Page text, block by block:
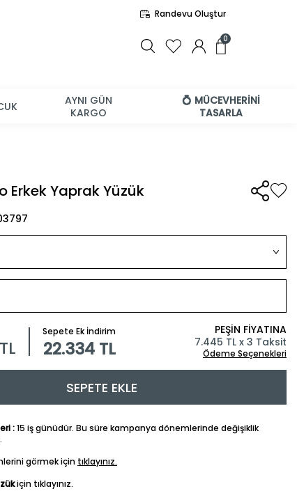
Randevu Oluştur
0
AYNI GÜN
KARGO
💍 MÜCEVHERİNİ
TASARLA
Erkek Yaprak Yüzük
TL
Sepete Ek İndirim
22.334 TL
PEŞİN FİYATINA
7.445 TL x 3 Taksit
Ödeme Seçenekleri
SEPETE EKLE
:15 iş günüdür. Bu süre kampanya dönemlerinde değişiklik
görmek için tıklayınız.
için tıklayınız.